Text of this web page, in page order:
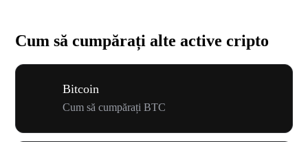
Cum să cumpărați alte active cripto
Bitcoin
Cum să cumpărați BTC